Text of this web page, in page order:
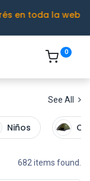
en toda la web
0
See All
Niños
682 items found.